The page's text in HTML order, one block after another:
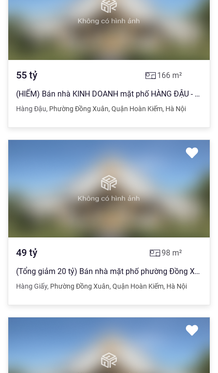
55 tỷ 166 m²
(HIẾM) Bán nhà KINH DOANH mặt phố HÀNG ĐẬU - Hoàn Kiếm, 166m2, 55 tỷ
Hàng Đậu, Phường Đồng Xuân, Quận Hoàn Kiếm, Hà Nội
49 tỷ 98 m²
(Tổng giảm 20 tỷ) Bán nhà mặt phố phường Đồng Xuân - Hoàn Kiếm, 98m2
Hàng Giấy, Phường Đồng Xuân, Quận Hoàn Kiếm, Hà Nội